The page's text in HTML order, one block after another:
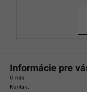
Informácie pre
O nás
Kontakt